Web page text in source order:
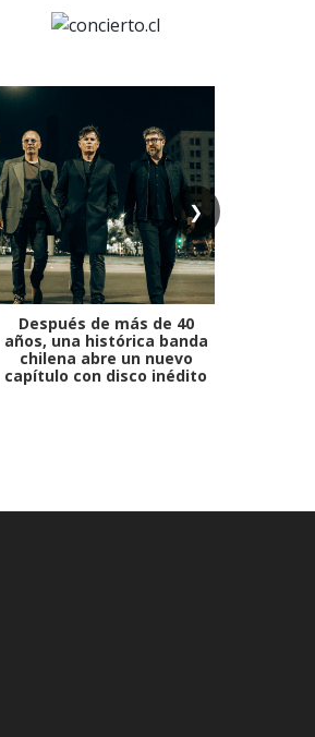
❯
Después de más de 40
años, una histórica banda
chilena abre un nuevo
capítulo con disco inédito